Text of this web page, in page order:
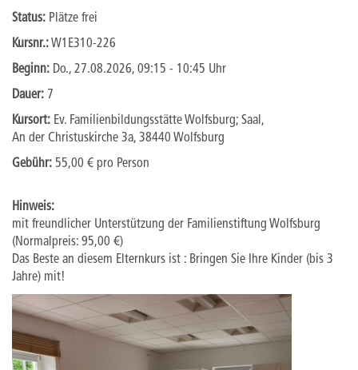
Status: Plätze frei
Kursnr.:W1E310-226
Beginn: Do., 27.08.2026, 09:15 - 10:45 Uhr
Dauer: 7
Kursort: Ev. Familienbildungsstätte Wolfsburg; Saal,
An der Christuskirche 3a, 38440 Wolfsburg
Gebühr: 55,00 € pro Person
Hinweis:
mit freundlicher Unterstützung der Familienstiftung Wolfsburg
(Normalpreis: 95,00 €)
Das Beste an diesem Elternkurs ist : Bringen Sie Ihre Kinder (bis 3
Jahre) mit!